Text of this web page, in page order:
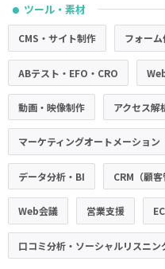
● ツール・素材
CMS・サイト制作 フォー
ABテスト・EFO・CRO
動画・映像制作 アクセス解
マーケティングオートメーション
データ分析・BI CRM（顧客
Web会議 営業支援
口コミ分析・ソーシャルリスニン